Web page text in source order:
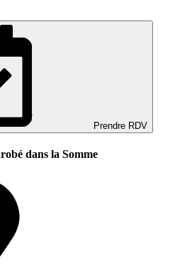
Prendre RDV
dans la Somme